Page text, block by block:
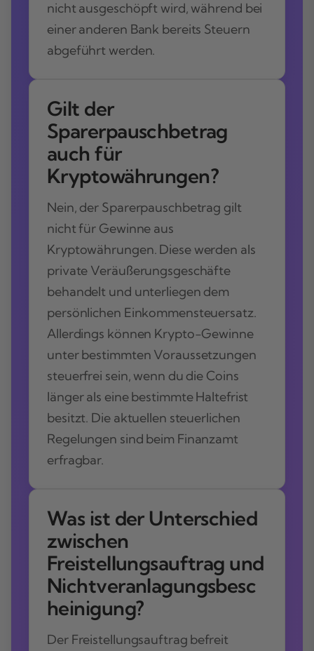
nicht ausgeschöpft wird, während bei
einer anderen Bank bereits Steuern
abgeführt werden.
Gilt der
Sparerpauschbetrag
auch für
Kryptowährungen?
Nein, der Sparerpauschbetrag gilt
nicht für Gewinne aus
Kryptowährungen. Diese werden als
private Veräußerungsgeschäfte
behandelt und unterliegen dem
persönlichen Einkommensteuersatz.
Allerdings können Krypto-Gewinne
unter bestimmten Voraussetzungen
steuerfrei sein, wenn du die Coins
länger als eine bestimmte Haltefrist
besitzt. Die aktuellen steuerlichen
Regelungen sind beim Finanzamt
erfragbar.
Was ist der Unterschied
zwischen
Freistellungsauftrag und
Nichtveranlagungsbesc
heinigung?
Der Freistellungsauftrag befreit